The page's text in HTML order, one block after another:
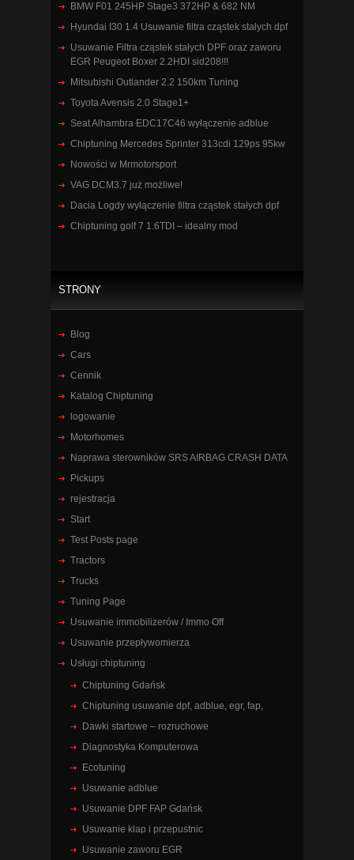
BMW F01 245HP Stage3 372HP & 682 NM
Hyundai I30 1.4 Usuwanie filtra cząstek stałych dpf
Usuwanie Filtra cząstek stałych DPF oraz zaworu
EGR Peugeot Boxer 2.2HDI sid208!!!
Mitsubishi Outlander 2.2 150km Tuning
Toyota Avensis 2.0 Stage1+
Seat Alhambra EDC17C46 wyłączenie adblue
Chiptuning Mercedes Sprinter 313cdi 129ps 95kw
Nowości w Mrmotorsport
VAG DCM3.7 już możliwe!
Dacia Logdy wyłączenie filtra cząstek stałych dpf
Chiptuning golf 7 1.6TDI – idealny mod
STRONY
Blog
Cars
Cennik
Katalog Chiptuning
logowanie
Motorhomes
Naprawa sterowników SRS AIRBAG CRASH DATA
Pickups
rejestracja
Start
Test Posts page
Tractors
Trucks
Tuning Page
Usuwanie immobilizerów / Immo Off
Usuwanie przepływomierza
Usługi chiptuning
Chiptuning Gdańsk
Chiptuning usuwanie dpf, adblue, egr, fap,
Dawki startowe – rozruchowe
Diagnostyka Komputerowa
Ecotuning
Usuwanie adblue
Usuwanie DPF FAP Gdańsk
Usuwanie klap i przepustnic
Usuwanie zaworu EGR